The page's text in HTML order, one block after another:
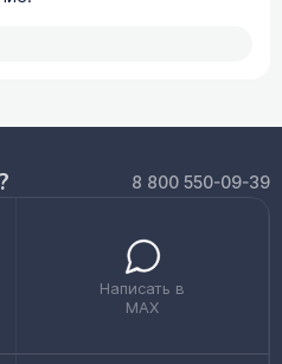
8 800 550-09-39
Написать в
MAX